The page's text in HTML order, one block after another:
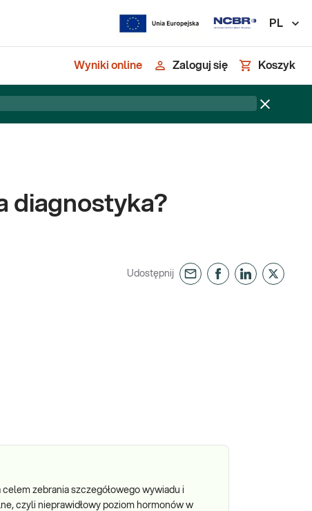
PL
Wyniki online Zaloguj się Koszyk
diagnostyka?
Udostępnij
zebrania szczegółowego wywiadu i
czyli nieprawidłowy poziom hormonów w